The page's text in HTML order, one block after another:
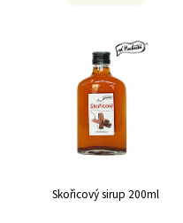
Skořicový sirup 200ml